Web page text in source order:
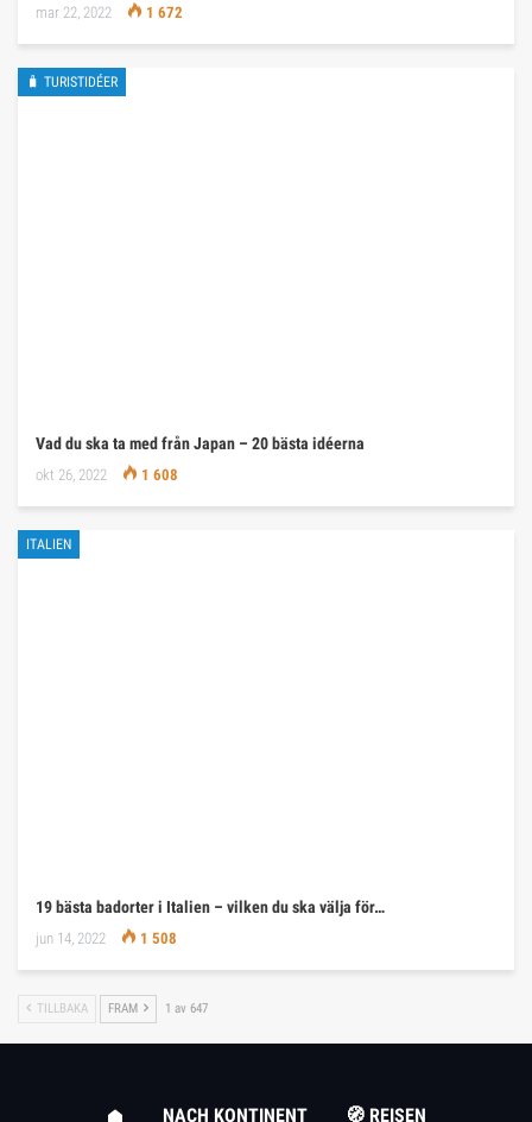
mar 22, 2022 1 672
🧳 TURISTIDÉER
Vad du ska ta med från Japan – 20 bästa idéerna
okt 26, 2022 1 608
ITALIEN
19 bästa badorter i Italien – vilken du ska välja för…
jun 14, 2022 1 508
TILLBAKA FRAM 1 av 647
NACH KONTINENT 🧭 REISEN